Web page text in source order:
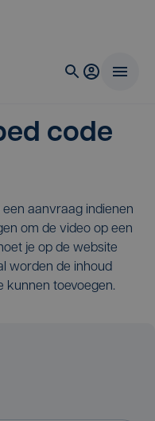
code
aanvraag indienen
om de video op een
je op de website
worden de inhoud
kunnen toevoegen.